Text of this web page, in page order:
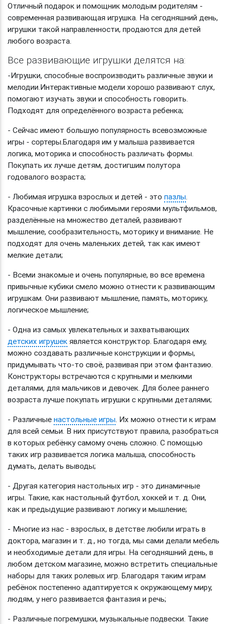
Отличный подарок и помощник молодым родителям -
современная развивающая игрушка. На сегодняшний день,
игрушки такой направленности, продаются для детей
любого возраста.
Все развивающие игрушки делятся на:
-Игрушки, способные воспроизводить различные звуки и
мелодии. Интерактивные модели хорошо развивают слух,
помогают изучать звуки и способность говорить.
Подходят для определённого возраста ребенка;
- Сейчас имеют большую популярность всевозможные
игры - сортеры. Благодаря им у малыша развивается
логика, моторика и способность различать формы.
Покупать их лучше детям, достигшим полутора
годовалого возраста;
- Любимая игрушка взрослых и детей - это пазлы
Красочные картинки с любимыми героями мультфильмов,
разделённые на множество деталей, развивают
мышление, сообразительность, моторику и внимание. Не
подходят для очень маленьких детей, так как имеют
мелкие детали;
- Всеми знакомые и очень популярные, во все времена
привычные кубики смело можно отнести к развивающим
игрушкам. Они развивают мышление, память, моторику,
логическое мышление;
- Одна из самых увлекательных и захватывающих
детских игрушек является конструктор. Благодаря ему,
можно создавать различные конструкции и формы,
придумывать что-то своё, развивая при этом фантазию.
Конструкторы встречаются с крупными и мелкими
деталями, для мальчиков и девочек. Для более раннего
возраста лучше покупать игрушки с крупными деталями;
- Различные настольные игры . Их можно отнести к играм
для всей семьи. В них присутствуют правила, разобраться
в которых ребёнку самому очень сложно. С помощью
таких игр развивается логика малыша, способность
думать, делать выводы;
- Другая категория настольных игр - это динамичные
игры. Такие, как настольный футбол, хоккей и т. д. Они,
как и предыдущие развивают логику и мышление;
- Многие из нас - взрослых, в детстве любили играть в
доктора, магазин и т. д., но тогда, мы сами делали мебель
и необходимые детали для игры. На сегодняшний день, в
любом детском магазине, можно встретить специальные
наборы для таких ролевых игр. Благодаря таким играм
ребёнок постепенно адаптируется к окружающему миру,
людям, у него развивается фантазия и речь;
- Различные погремушки, музыкальные подвески. Такие